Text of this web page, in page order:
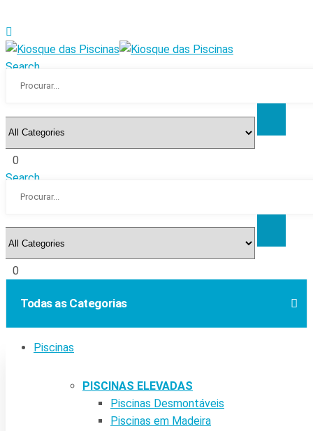
Search
0
Search
0
Todas as Categorias
Piscinas
PISCINAS ELEVADAS
Piscinas Desmontáveis
Piscinas em Madeira